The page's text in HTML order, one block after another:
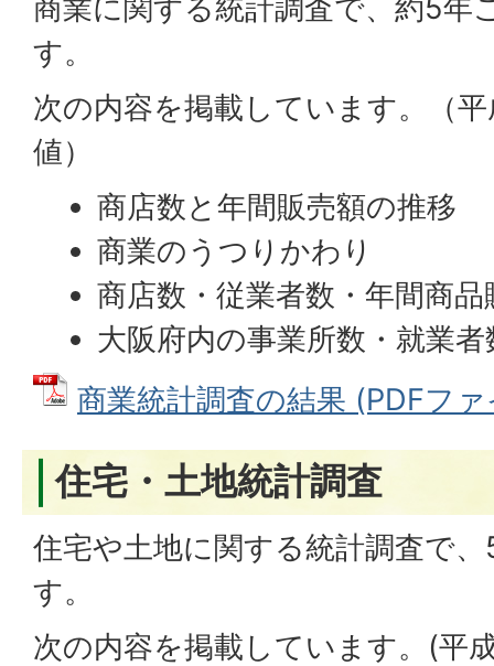
商業に関する統計調査で、約5年
す。
次の内容を掲載しています。（
値）
商店数と年間販売額の推移
商業のうつりかわり
商店数・従業者数・年間商品
大阪府内の事業所数・就業
商業統計調査の結果 (PDFフ
住宅・土地統計調査
住宅や土地に関する統計調査で
す。
次の内容を掲載しています。(平